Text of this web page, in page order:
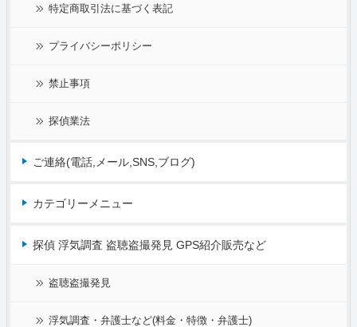
特定商取引法に基づく表記
プライバシーポリシー
禁止事項
探偵業法
ご連絡(電話,メール,SNS,ブログ)
カテゴリーメニュー
探偵 浮気調査 盗聴盗撮発見 GPS紹介販売など
盗聴盗撮発見
浮気調査・弁護士など(料金・特徴・弁護士)